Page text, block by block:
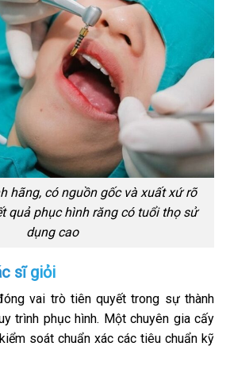
hãng, có nguồn gốc và xuất xứ rõ
quả phục hình răng có tuổi thọ sử
dụng cao
sĩ giỏi
vai trò tiên quyết trong sự thành
trình phục hình. Một chuyên gia cấy
soát chuẩn xác các tiêu chuẩn kỹ